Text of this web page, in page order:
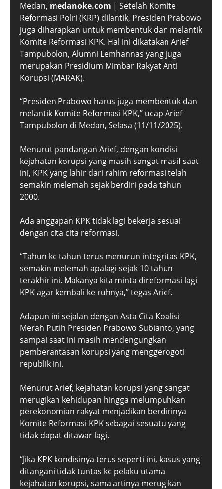
Medan, medanoke.com | Setelah Komite
Reformasi Polri (KRP) dilantik, Presiden Prabowo
juga diharapkan untuk membentuk dan melantik
Komite Reformasi KPK. Hal ini dikatakan Arief
Tampubolon, Alumni Lemhannas yang juga
merupakan Presidium Mimbar Rakyat Anti
Korupsi (MARAK).
“Presiden Prabowo harus juga membentuk dan
melantik Komite Reformasi KPK,” ucap Arief
Tampubolon di Medan, Selasa (11/11/2025).
Menurut pandangan Arief, dengan kondisi
kejahatan korupsi yang masih sangat masif saat
ini, KPK yang lahir dari rahim reformasi telah
semakin melemah sejak berdiri pada tahun
2000.
Ada anggapan KPK tidak lagi bekerja sesuai
dengan cita cita reformasi.
“Tahun ke tahun terus menurun integritas KPK,
semakin melemah apalagi sejak 10 tahun
terakhir ini. Makanya kita minta direformasi lagi
KPK agar kembali ke ruhnya,” tegas Arief.
Adapun ini sejalan dengan Asta Cita Koalisi
Merah Putih Presiden Prabowo Subianto, yang
sampai saat ini masih mendengungkan
pemberantasan korupsi yang menggerogoti
republik ini.
Menurut Arief, kejahatan korupsi yang sangat
merugikan kehidupan hingga melumpuhkan
perekonomian rakyat menjadikan berdirinya
Komite Reformasi KPK sebagai sesuatu yang
tidak dapat ditawar lagi.
“Jika KPK kondisinya terus seperti ini, kasus yang
ditangani tidak tuntas ke pelaku utama
kejahatan korupsi, sama artinya merugikan